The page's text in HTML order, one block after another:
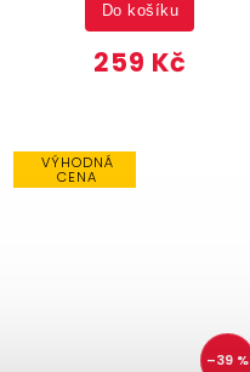
259 Kč
Do košíku
VÝHODNÁ
CENA
–39 %